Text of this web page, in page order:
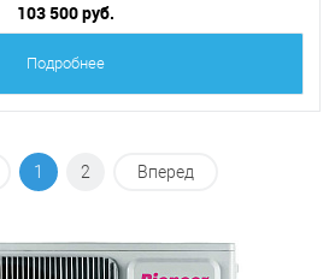
103 500 руб.
Подробнее
1 2 Вперед